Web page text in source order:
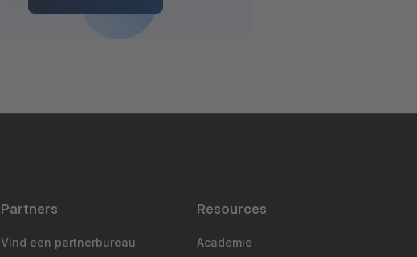
Partners
Vind een partnerbureau
Resources
Academie